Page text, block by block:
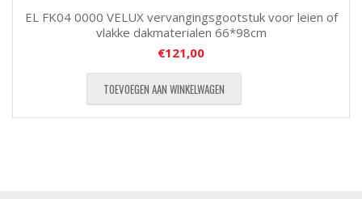
EL FK04 0000 VELUX vervangingsgootstuk voor leien of
vlakke dakmaterialen 66*98cm
€121,00
TOEVOEGEN AAN WINKELWAGEN